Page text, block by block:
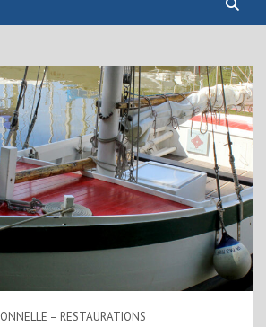
– RESTAURATIONS